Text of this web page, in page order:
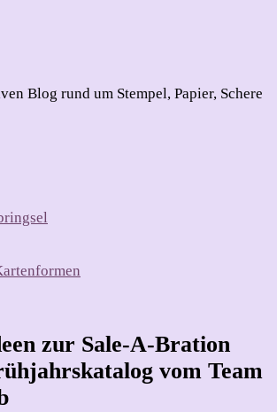
Blog rund um Stempel, Papier, Schere
zur Sale-A-Bration
vom Team